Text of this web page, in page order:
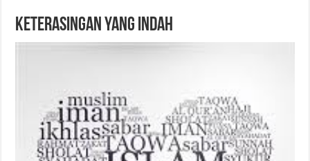
Keterasingan yang Indah